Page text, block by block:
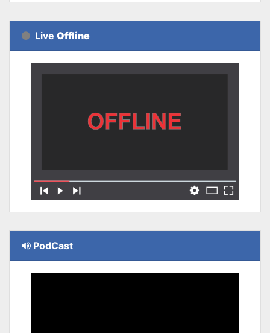
Live Offline
PodCast